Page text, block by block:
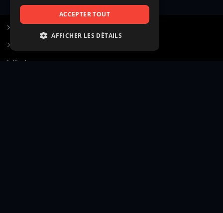
Poster une annonce
ACCEPTER TOUT
AFFICHER LES DÉTAILS